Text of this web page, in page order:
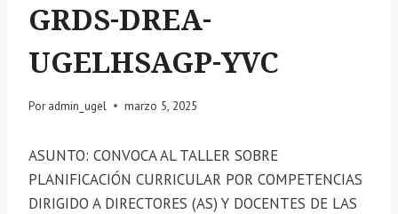
GRDS-DREA-
UGELHSAGP-YVC
Por admin_ugel marzo 5, 2025
ASUNTO: CONVOCA AL TALLER SOBRE
PLANIFICACIÓN CURRICULAR POR COMPETENCIAS
DIRIGIDO A DIRECTORES (AS) Y DOCENTES DE LAS